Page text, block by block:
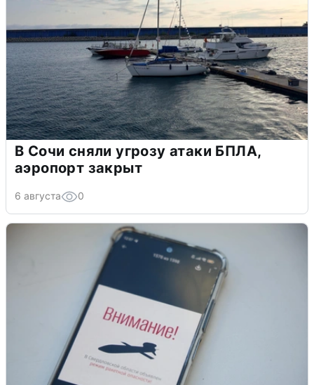
В Сочи сняли угрозу атаки БПЛА,
аэропорт закрыт
6 августа 0